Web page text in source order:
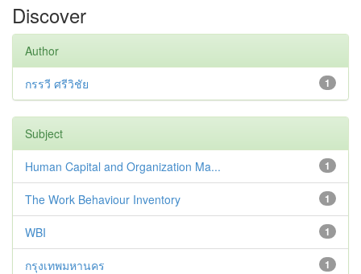
Discover
Author
1
กรรวี ศรีวิชัย
Subject
1
Human Capital and Organization Ma...
1
The Work Behaviour Inventory
1
WBI
1
กรุงเทพมหานคร